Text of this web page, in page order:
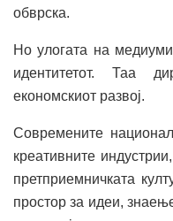
обврска.
Но улогата на
идентитетот. Таа
економскиот развој.
Современите
креативните
претприемничката
простор за идеи,